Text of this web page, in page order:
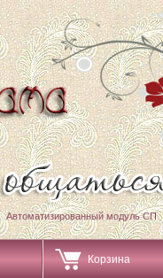
Автоматизированный модуль СП
Корзина